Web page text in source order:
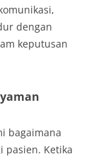
dengan
keputusan
bagaimana
pasien. Ketika